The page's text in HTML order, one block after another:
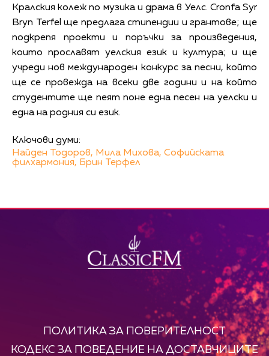
Кралския колеж по музика и драма в Уелс. Cronfa Syr
Bryn Terfel ще предлага стипендии и грантове; ще
подкрепя проекти и поръчки за произведения,
които прославят уелския език и култура; и ще
учреди нов международен конкурс за песни, който
ще се провежда на всеки две години и на който
студентите ще пеят поне една песен на уелски и
една на родния си език.
Ключови думи:
Найден Тодоров, Мила Михова, Софийската
филхармония, Брин Терфел
ПОЛИТИКА ЗА ПОВЕРИТЕЛНОСТ
КОДЕКС ЗА ПОВЕДЕНИЕ НА ДОСТАВЧИЦИТЕ